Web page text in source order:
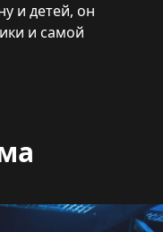
и детей, он
и самой